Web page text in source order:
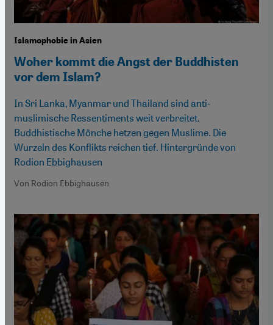
Islamophobie in Asien
Woher kommt die Angst der Buddhisten
vor dem Islam?
In Sri Lanka, Myanmar und Thailand sind anti-
muslimische Ressentiments weit verbreitet.
Buddhistische Mönche hetzen gegen Muslime. Die
Wurzeln des Konflikts reichen tief. Hintergründe von
Rodion Ebbighausen
Von Rodion Ebbighausen